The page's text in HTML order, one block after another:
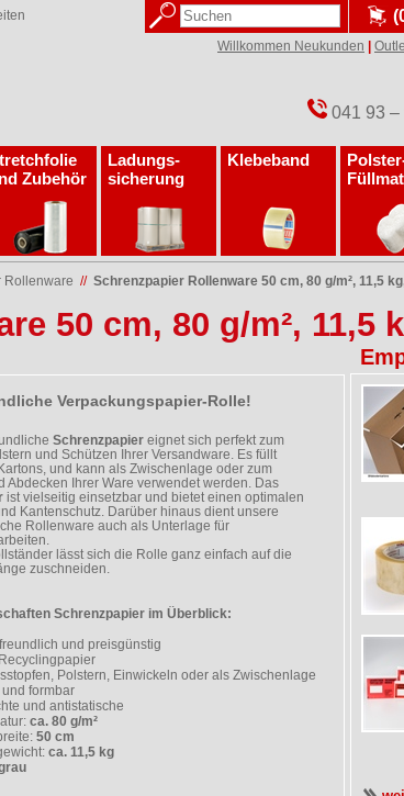
Willkommen Neukunden
041 93
Zubehör
Ladungs­
sicherung
Klebeband
Rollenware // Schrenzpapier Rollenware 50 cm, 80 g/m², 11,5
50 cm, 80 g/m², 11,5
Verpackungspapier-Rolle!
Schrenzpapier eignet sich perfekt zum
und Schützen Ihrer Versandware. Es füllt
und kann als Zwischenlage oder zum
Abdecken Ihrer Ware verwendet werden. Das
ist vielseitig einsetzbar und bietet einen optimalen
Kantenschutz. Darüber hinaus dient unsere
Rollenware auch als Unterlage für
lässt sich die Rolle ganz einfach auf die
zuschneiden.
Schrenzpapier im Überblick:
und preisgünstig
Polstern, Einwickeln oder als Zwischenlage
formbar
und antistatische
ca. 80 g/m²
50 cm
ca. 11,5 kg